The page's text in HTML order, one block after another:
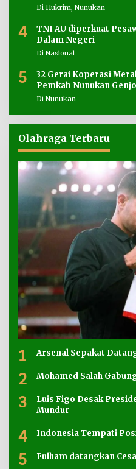
Di Hukrim, Nunukan
4
TNI AU diperkuat
Dalam Negeri
Di Nasional
5
32 Gerai Koperasi
Pemkab Nunukan
Di Nunukan
Olahraga Terbaru
1 Arsenal Sepakat
2 Mohamed Salah
3
Luis Figo Desak
Mundur
4 Indonesia Tempati
5 Fulham datangkan